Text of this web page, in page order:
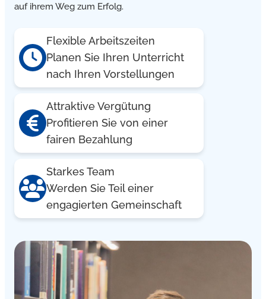
auf ihrem Weg zum Erfolg.
Flexible Arbeitszeiten
Planen Sie Ihren Unterricht
nach Ihren Vorstellungen
Attraktive Vergütung
Profitieren Sie von einer
fairen Bezahlung
Starkes Team
Werden Sie Teil einer
engagierten Gemeinschaft